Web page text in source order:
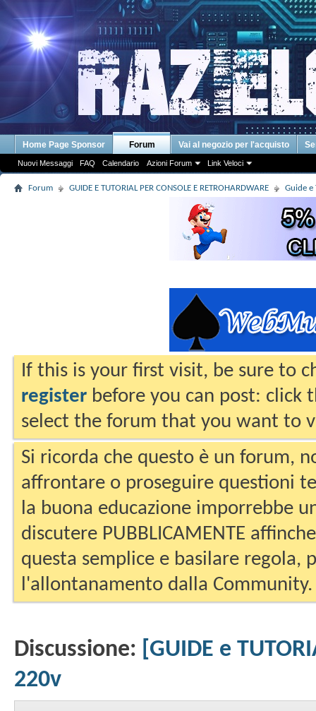
Home Page Sponsor Forum
Nuovi Messaggi FAQ Calendario Azioni Forum Link Veloci
Vai al negozio per l'acquisto
Forum GUIDE E TUTORIAL PER CONSOLE E RETROHARDWARE Guide e
If this is your first visit, be sure to
register before you can post: click
select the forum that you want to
Si ricorda che questo è un forum,
affrontare o proseguire questioni
la buona educazione imporrebbe
discutere PUBBLICAMENTE
questa semplice e basilare regola,
l'allontanamento dalla Community.
Discussione: [GUIDE e
220v